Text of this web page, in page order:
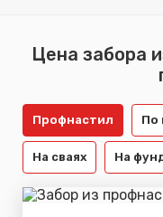
Цена забора
Профнастил По
На сваях На